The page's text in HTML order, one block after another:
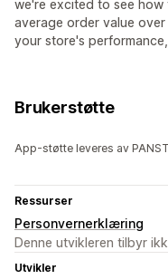
we're excited to see
average order value
your store's
Brukerstøtte
App-støtte leveres av
Ressurser
Personvernerklæring
Denne utvikleren tilbyr
Utvikler